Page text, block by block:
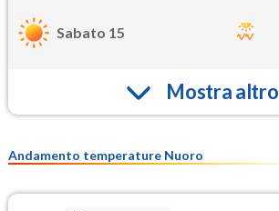
Sabato 15
Mostra altro
Andamento temperature Nuoro